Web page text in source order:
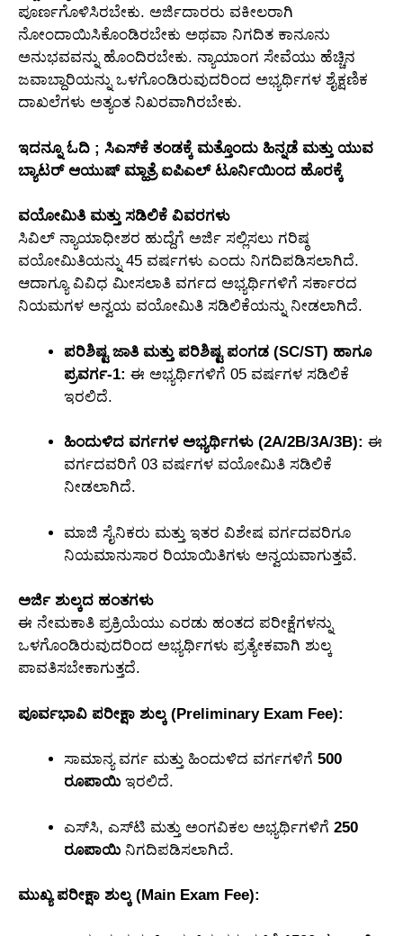
ಪೂರ್ಣಗೊಳಿಸಿರಬೇಕು. ಅರ್ಜಿದಾರರು ವಕೀಲರಾಗಿ
ನೋಂದಾಯಿಸಿಕೊಂಡಿರಬೇಕು ಅಥವಾ ನಿಗದಿತ ಕಾನೂನು
ಅನುಭವವನ್ನು ಹೊಂದಿರಬೇಕು. ನ್ಯಾಯಾಂಗ ಸೇವೆಯು ಹೆಚ್ಚಿನ
ಜವಾಬ್ದಾರಿಯನ್ನು ಒಳಗೊಂಡಿರುವುದರಿಂದ ಅಭ್ಯರ್ಥಿಗಳ ಶೈಕ್ಷಣಿಕ
ದಾಖಲೆಗಳು ಅತ್ಯಂತ ನಿಖರವಾಗಿರಬೇಕು.
ಇದನ್ನೂ ಓದಿ ; ಸಿಎಸ್​ಕೆ ತಂಡಕ್ಕೆ ಮತ್ತೊಂದು ಹಿನ್ನಡೆ ಮತ್ತು ಯುವ
ಬ್ಯಾಟರ್ ಆಯುಷ್ ಮ್ಹಾತ್ರೆ ಐಪಿಎಲ್ ಟೂರ್ನಿಯಿಂದ ಹೊರಕ್ಕೆ
ವಯೋಮಿತಿ ಮತ್ತು ಸಡಿಲಿಕೆ ವಿವರಗಳು
ಸಿವಿಲ್ ನ್ಯಾಯಾಧೀಶರ ಹುದ್ದೆಗೆ ಅರ್ಜಿ ಸಲ್ಲಿಸಲು ಗರಿಷ್ಠ
ವಯೋಮಿತಿಯನ್ನು 45 ವರ್ಷಗಳು ಎಂದು ನಿಗದಿಪಡಿಸಲಾಗಿದೆ.
ಆದಾಗ್ಯೂ ವಿವಿಧ ಮೀಸಲಾತಿ ವರ್ಗದ ಅಭ್ಯರ್ಥಿಗಳಿಗೆ ಸರ್ಕಾರದ
ನಿಯಮಗಳ ಅನ್ವಯ ವಯೋಮಿತಿ ಸಡಿಲಿಕೆಯನ್ನು ನೀಡಲಾಗಿದೆ.
ಪರಿಶಿಷ್ಟ ಜಾತಿ ಮತ್ತು ಪರಿಶಿಷ್ಟ ಪಂಗಡ (SC/ST) ಹಾಗೂ
ಪ್ರವರ್ಗ-1: ಈ ಅಭ್ಯರ್ಥಿಗಳಿಗೆ 05 ವರ್ಷಗಳ ಸಡಿಲಿಕೆ
ಇರಲಿದೆ.
ಹಿಂದುಳಿದ ವರ್ಗಗಳ ಅಭ್ಯರ್ಥಿಗಳು (2A/2B/3A/3B): ಈ
ವರ್ಗದವರಿಗೆ 03 ವರ್ಷಗಳ ವಯೋಮಿತಿ ಸಡಿಲಿಕೆ
ನೀಡಲಾಗಿದೆ.
ಮಾಜಿ ಸೈನಿಕರು ಮತ್ತು ಇತರ ವಿಶೇಷ ವರ್ಗದವರಿಗೂ
ನಿಯಮಾನುಸಾರ ರಿಯಾಯಿತಿಗಳು ಅನ್ವಯವಾಗುತ್ತವೆ.
ಅರ್ಜಿ ಶುಲ್ಕದ ಹಂತಗಳು
ಈ ನೇಮಕಾತಿ ಪ್ರಕ್ರಿಯೆಯು ಎರಡು ಹಂತದ ಪರೀಕ್ಷೆಗಳನ್ನು
ಒಳಗೊಂಡಿರುವುದರಿಂದ ಅಭ್ಯರ್ಥಿಗಳು ಪ್ರತ್ಯೇಕವಾಗಿ ಶುಲ್ಕ
ಪಾವತಿಸಬೇಕಾಗುತ್ತದೆ.
ಪೂರ್ವಭಾವಿ ಪರೀಕ್ಷಾ ಶುಲ್ಕ (Preliminary Exam Fee):
ಸಾಮಾನ್ಯ ವರ್ಗ ಮತ್ತು ಹಿಂದುಳಿದ ವರ್ಗಗಳಿಗೆ 500
ರೂಪಾಯಿ ಇರಲಿದೆ.
ಎಸ್‌ಸಿ, ಎಸ್‌ಟಿ ಮತ್ತು ಅಂಗವಿಕಲ ಅಭ್ಯರ್ಥಿಗಳಿಗೆ 250
ರೂಪಾಯಿ ನಿಗದಿಪಡಿಸಲಾಗಿದೆ.
ಮುಖ್ಯ ಪರೀಕ್ಷಾ ಶುಲ್ಕ (Main Exam Fee):